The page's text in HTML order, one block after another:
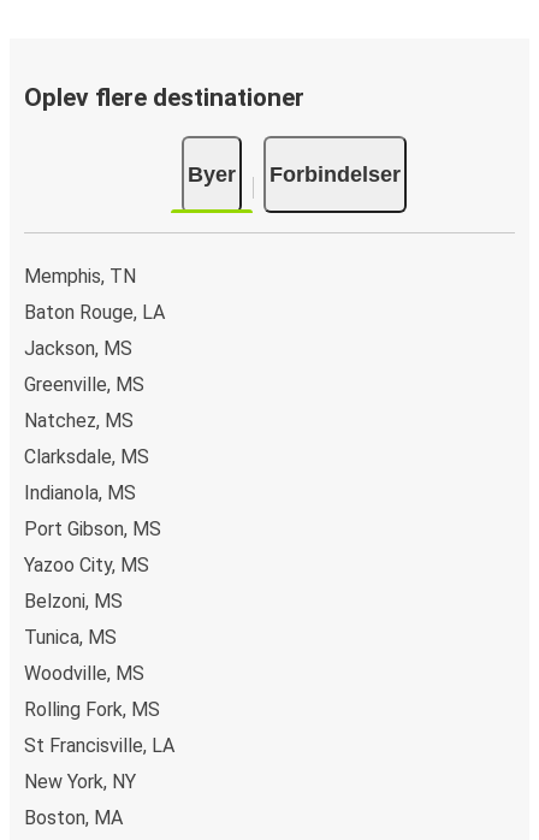
Sådan reserverer du din busbillet fra eller til
Sådan reserverer du nemt en billet hos FlixBus: på denne
hjemmeside eller i den gratis FlixBus-app kan du
gennemføre din reservation med få klik. Når du køber din
flere sikre onlinebetalingsmetoder som kreditkort, Paypal,
Google Pay og Apple Pay. Du kan også betale kontant
ombord eller ved et salgssted.
Oplev flere destinationer
Byer Forbindelser
Memphis, TN
Baton Rouge, LA
Jackson, MS
Greenville, MS
Natchez, MS
Clarksdale, MS
Indianola, MS
Port Gibson, MS
Yazoo City, MS
Belzoni, MS
Tunica, MS
Woodville, MS
Rolling Fork, MS
St Francisville, LA
New York, NY
Boston, MA